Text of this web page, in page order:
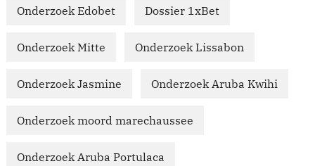
Onderzoek Edobet Dossier 1xBet
Onderzoek Mitte Onderzoek Lissabon
Onderzoek Jasmine Onderzoek Aruba Kwihi
Onderzoek moord marechaussee
Onderzoek Aruba Portulaca